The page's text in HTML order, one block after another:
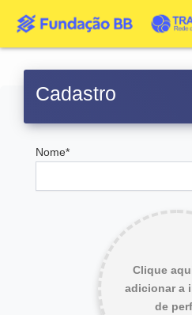
Cadastro
Nome*
Clique
adicionar a
de